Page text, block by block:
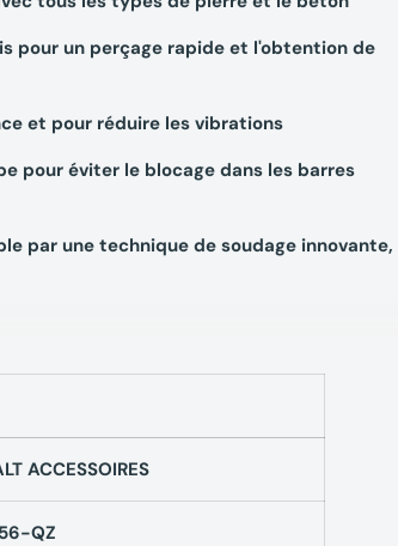
pour un perçage rapide et l'obtention de
et pour réduire les vibrations
pour éviter le blocage dans les barres
par une technique de soudage innovante,
10 Forets béton
taillants DEWALT
ACCESSOIRES
QZ